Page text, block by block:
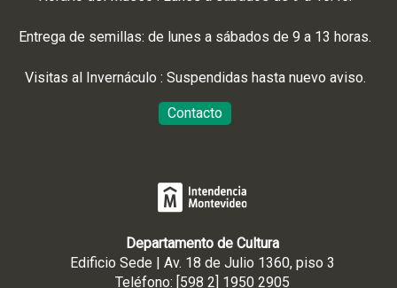
Entrega de semillas: de lunes a sábados de 9 a 13 horas.
Visitas al Invernáculo : Suspendidas hasta nuevo aviso.
Contacto
Departamento de Cultura
Edificio Sede | Av. 18 de Julio 1360, piso 3
Teléfono: [598 2] 1950 2905